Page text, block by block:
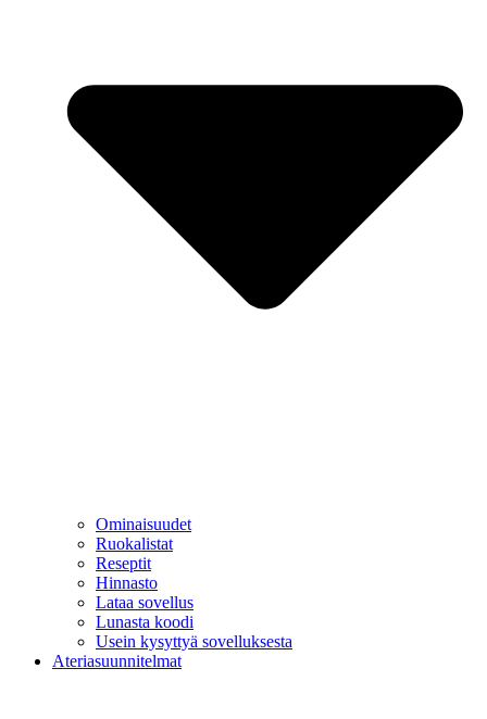
Ominaisuudet
Ruokalistat
Reseptit
Hinnasto
Lataa sovellus
Lunasta koodi
Usein kysyttyä sovelluksesta
Ateriasuunnitelmat